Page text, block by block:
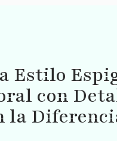
Estilo
con
la